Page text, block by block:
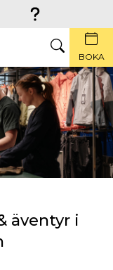
SÖK BOKA
äventyr i